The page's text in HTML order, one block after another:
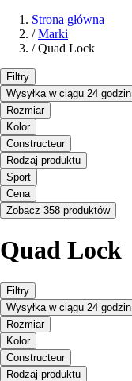
Strona główna
/ Marki
/ Quad Lock
Filtry
Wysyłka w ciągu 24 godzin
Rozmiar
Kolor
Constructeur
Rodzaj produktu
Sport
Cena
Zobacz 358 produktów
Quad Lock
Filtry
Wysyłka w ciągu 24 godzin
Rozmiar
Kolor
Constructeur
Rodzaj produktu